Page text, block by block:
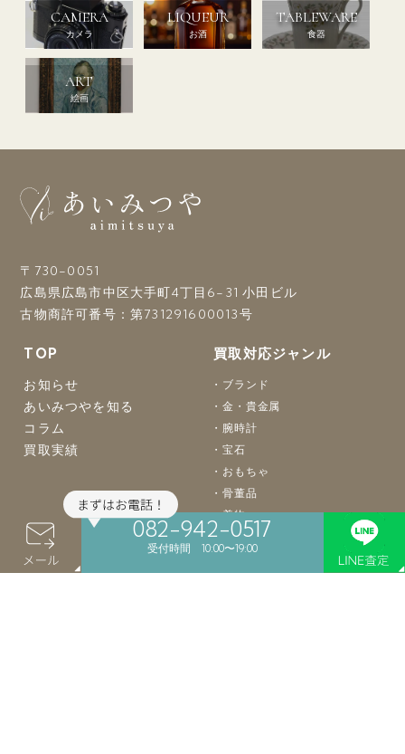
CAMERA
カメラ
LIQUEUR
お酒
TABLEWARE
食器
ART
絵画
〒730-0051
広島県広島市中区大手町4丁目6-31 小田ビル
古物商許可番号：第731291600013号
TOP
お知らせ
あいみつやを知る
コラム
買取実績
買取対応ジャンル
ブランド
金・貴金属
腕時計
宝石
おもちゃ
骨董品
着物
バッグ
082-942-0517
受付時間 10:00〜19:00